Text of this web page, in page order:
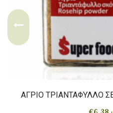
ΆΓΡΙΟ ΤΡΙΑΝΤΆΦΥΛΛΟ